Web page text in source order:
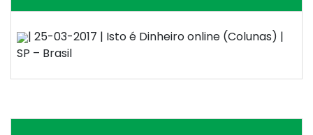
| 25-03-2017 | Isto é Dinheiro online (Colunas) |
SP – Brasil